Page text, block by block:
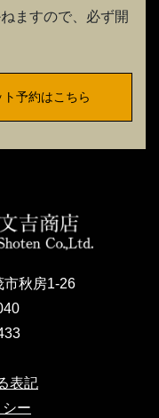
ますので、必ず開
予約はこちら
秋房1-26
表記
ー